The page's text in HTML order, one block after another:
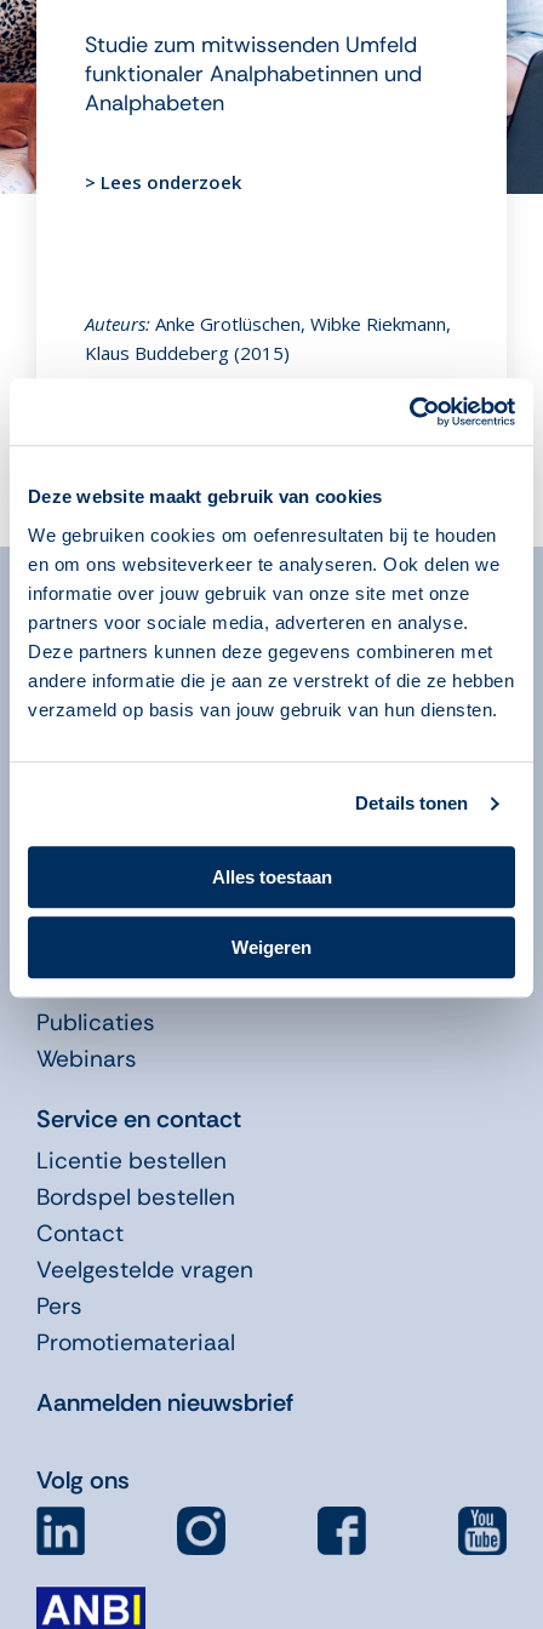
Deze website maakt gebruik van cookies
We gebruiken cookies om oefenresultaten bij te houden
en om ons websiteverkeer te analyseren. Ook delen we
informatie over jouw gebruik van onze site met onze
partners voor sociale media, adverteren en analyse.
Deze partners kunnen deze gegevens combineren met
andere informatie die je aan ze verstrekt of die ze hebben
verzameld op basis van jouw gebruik van hun diensten.
Details tonen
Alles toestaan
Weigeren
Studie zum mitwissenden Umfeld
funktionaler Analphabetinnen und
Analphabeten
> Lees onderzoek
Auteurs: Anke Grotlüschen, Wibke Riekmann,
Klaus Buddeberg (2015)
Algemeen
Over ons
Over onze programma’s
Nieuws
Kennisbank
Leren in de Educatie
Didactiekfilms
Publicaties
Webinars
Service en contact
Licentie bestellen
Bordspel bestellen
Contact
Veelgestelde vragen
Pers
Promotiemateriaal
Aanmelden nieuwsbrief
Volg ons